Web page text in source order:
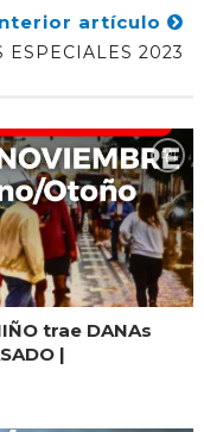
artículo
ESPECIALES 2023
trae DANAs
|